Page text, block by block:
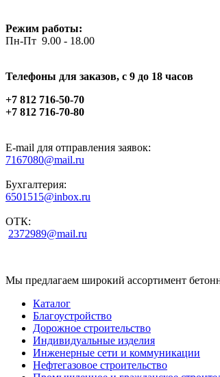
Режим работы:
Пн-Пт 9.00 - 18.00
Телефоны для заказов, c 9 до 18 часов
+7 812 716-50-70
+7 812 716-70-80
E-mail для отправления заявок:
7167080@mail.ru
Бухгалтерия:
6501515@inbox.ru
ОТК:
2372989@mail.ru
Мы предлагаем широкий ассортимент
Каталог
Благоустройство
Дорожное строительство
Индивидуальные изделия
Инженерные сети и коммуникации
Нефтегазовое строительство